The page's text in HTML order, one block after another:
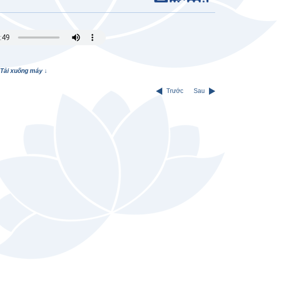
Tải xuống máy ↓
Trước Sau